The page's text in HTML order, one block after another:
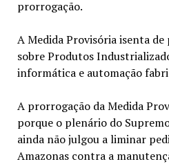
prorrogação.
A Medida Provisória isenta
sobre Produtos
informática e automação
A prorrogação da Medida
porque o plenário do
ainda não julgou a liminar
Amazonas contra a